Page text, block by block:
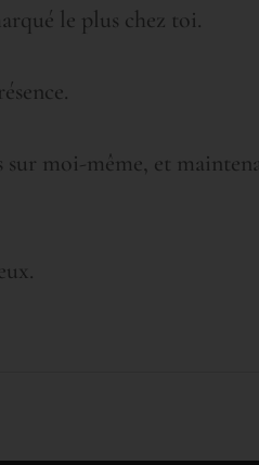
le plus chez toi.
sur moi-même, et